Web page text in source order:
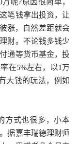
呢?原因很简单，
笔钱拿出投资，让
涨，自然差距就会
财。不论钱多钱少
通等货币基金，投
在5%左右，以1万
大钱的玩法，例如
方式也很多，小本
据嘉丰瑞德理财师